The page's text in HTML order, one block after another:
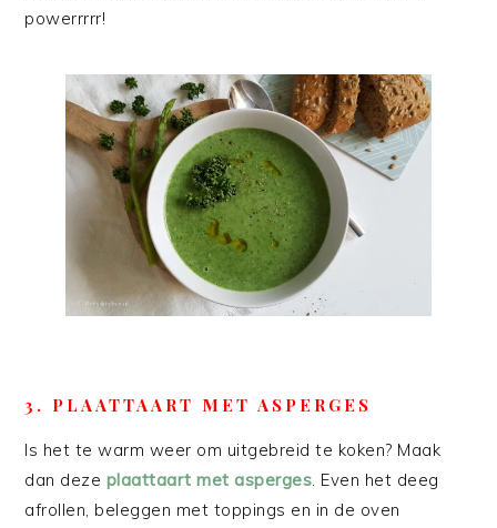
powerrrrr!
3. PLAATTAART MET ASPERGES
Is het te warm weer om uitgebreid te koken? Maak
dan deze plaattaart met asperges. Even het deeg
afrollen, beleggen met toppings en in de oven